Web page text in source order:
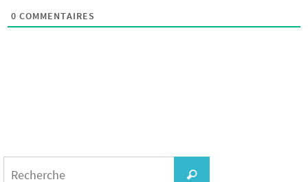
0 COMMENTAIRES
Recherche